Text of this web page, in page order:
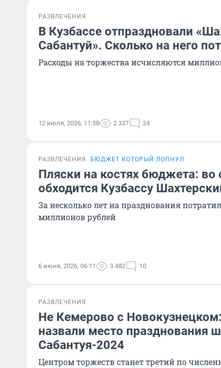
РАЗВЛЕЧЕНИЯ
В Кузбассе отпраздновали
Сабантуй». Сколько на него
Расходы на торжества исчисляются
12 июля, 2026, 11:58 2 337 24
РАЗВЛЕЧЕНИЯ БЮДЖЕТ КОТОРЫЙ ЛОПНУЛ
Пляски на костях бюджета: во
обходится Кузбассу
За несколько лет на празднования
миллионов рублей
6 июня, 2026, 06:11 3 482 10
РАЗВЛЕЧЕНИЯ
Не Кемерово с
назвали место празднования
Сабантуя-2024
Центром торжеств станет третий по